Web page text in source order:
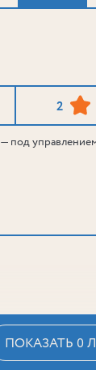
2
— под
ПОКАЗАТЬ 0